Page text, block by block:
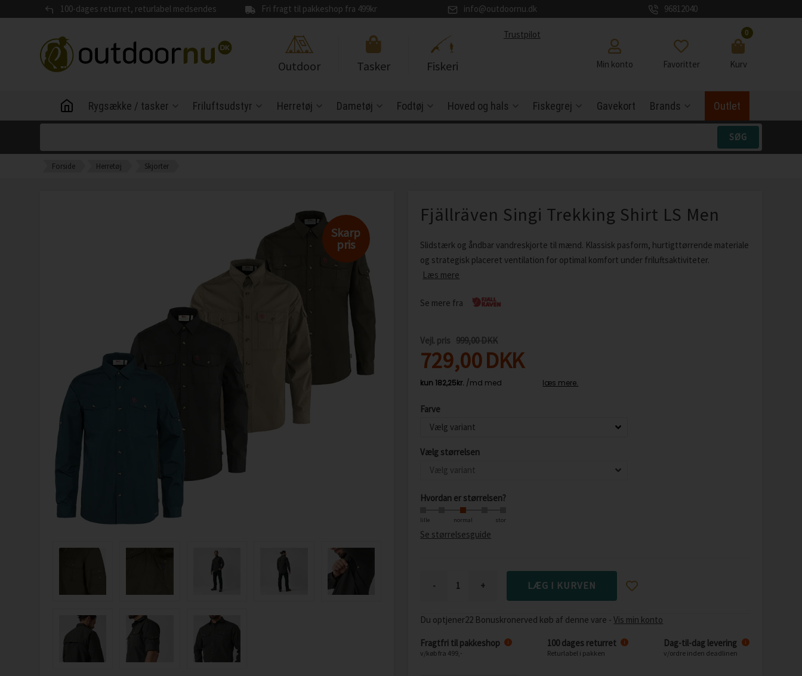
100-dages returret, returlabel medsendes Fri fragt til pakkeshop fra 499kr info@outdoornu.dk 96812040
Outdoor Tasker Fiskeri
Trustpilot
Min konto Favoritter
0
Kurv
Rygsække / tasker Friluftsudstyr Herretøj Dametøj Fodtøj Hoved og hals Fiskegrej Gavekort Brands Outlet
Forside Herretøj Skjorter
Skarp
pris
Fjällräven Singi Trekking Shirt LS Men
Slidstærk og åndbar vandreskjorte til mænd. Klassisk pasform, hurtigttørrende materiale
og strategisk placeret ventilation for optimal komfort under friluftsaktiviteter.
Læs mere
Se mere fra
Vejl. pris 999,00 DKK
729,00DKK
Farve
Vælg størrelsen
Hvordan er størrelsen?
lille normal stor
Se størrelsesguide
- +
Du optjener22 Bonuskronerved køb af denne vare -Vis min konto
Fragtfri til pakkeshop
v/køb fra 499,-
i 100 dages returret
Returlabel i pakken
i Dag-til-dag levering
v/ordre inden deadlinen
i